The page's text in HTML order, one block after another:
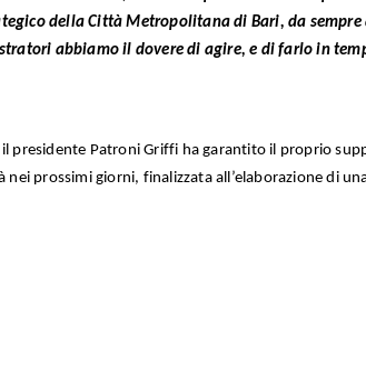
della Città Metropolitana di Bari, da
abbiamo il dovere di agire, e di farlo in
presidente Patroni Griffi ha garantito il proprio
prossimi giorni, finalizzata all’elaborazione di